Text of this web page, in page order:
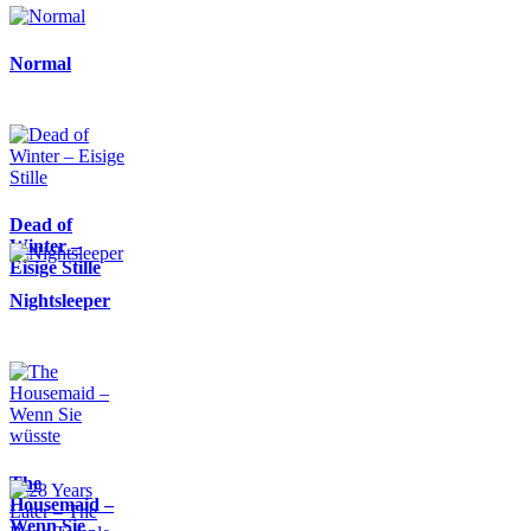
Normal
Dead of
Winter –
Eisige Stille
Nightsleeper
The
Housemaid –
Wenn Sie